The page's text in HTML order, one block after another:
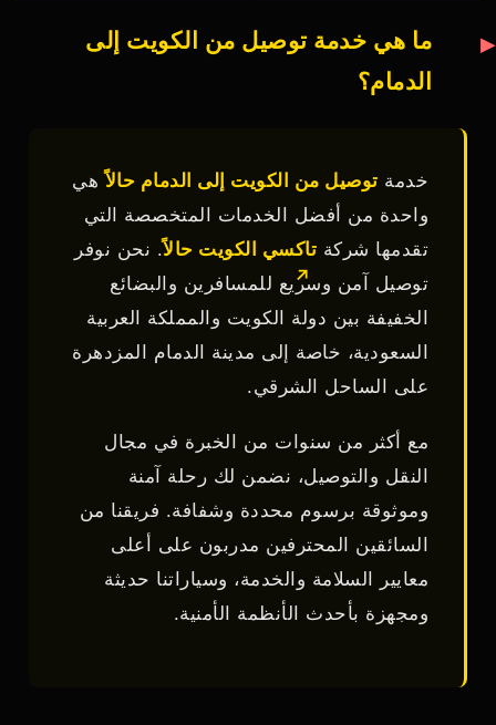
ما هي خدمة توصيل من الكويت إلى
الدمام؟
خدمة توصيل من الكويت إلى الدمام حالاًهي
واحدة من أفضل الخدمات المتخصصة التي
تقدمها شركة تاكسي الكويت حالاً. نحن نوفر
توصيل آمن وسريع للمسافرين والبضائع
الخفيفة بين دولة الكويت والمملكة العربية
السعودية، خاصة إلى مدينة الدمام المزدهرة
على الساحل الشرقي.
مع أكثر من سنوات من الخبرة في مجال
النقل والتوصيل، نضمن لك رحلة آمنة
وموثوقة برسوم محددة وشفافة. فريقنا من
السائقين المحترفين مدربون على أعلى
معايير السلامة والخدمة، وسياراتنا حديثة
ومجهزة بأحدث الأنظمة الأمنية.